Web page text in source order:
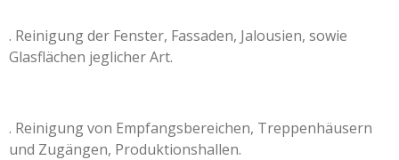
. Reinigung der Fenster, Fassaden, Jalousien, sowie
Glasflächen jeglicher Art.
. Reinigung von Empfangsbereichen, Treppenhäusern
und Zugängen, Produktionshallen.